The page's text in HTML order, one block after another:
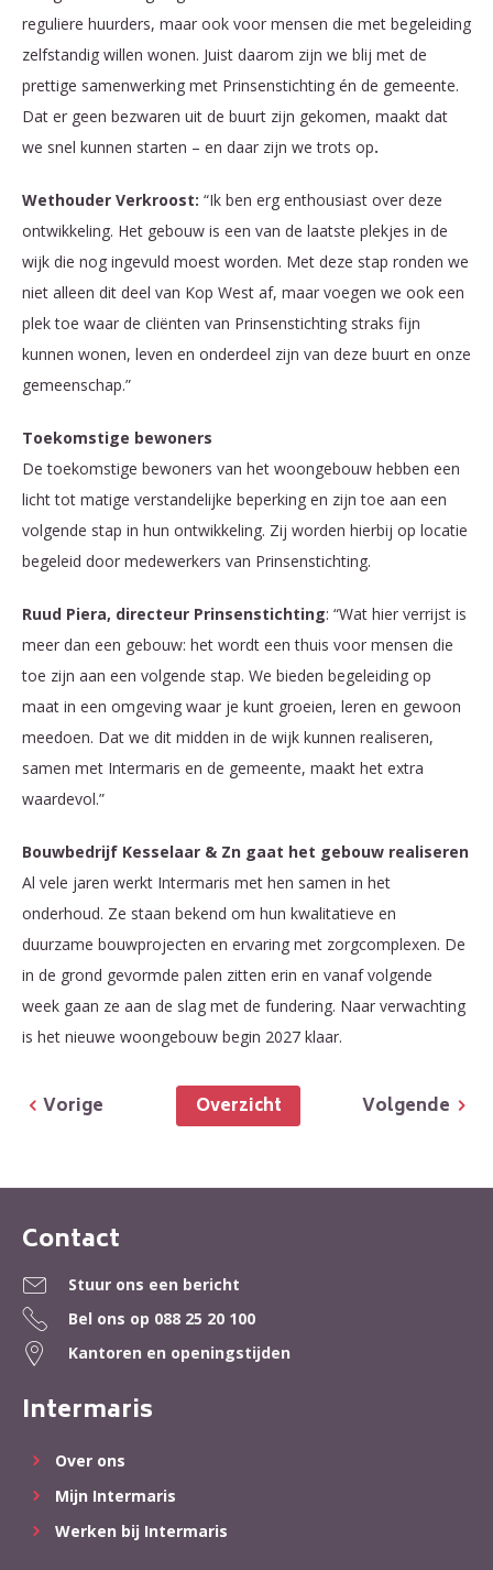
reguliere huurders, maar ook voor mensen die met begeleiding
zelfstandig willen wonen. Juist daarom zijn we blij met de
prettige samenwerking met Prinsenstichting én de gemeente.
Dat er geen bezwaren uit de buurt zijn gekomen, maakt dat
we snel kunnen starten – en daar zijn we trots op.
Wethouder Verkroost: “Ik ben erg enthousiast over deze
ontwikkeling. Het gebouw is een van de laatste plekjes in de
wijk die nog ingevuld moest worden. Met deze stap ronden we
niet alleen dit deel van Kop West af, maar voegen we ook een
plek toe waar de cliënten van Prinsenstichting straks fijn
kunnen wonen, leven en onderdeel zijn van deze buurt en onze
gemeenschap.”
Toekomstige bewoners
De toekomstige bewoners van het woongebouw hebben een
licht tot matige verstandelijke beperking en zijn toe aan een
volgende stap in hun ontwikkeling. Zij worden hierbij op locatie
begeleid door medewerkers van Prinsenstichting.
Ruud Piera, directeur Prinsenstichting: “Wat hier verrijst is
meer dan een gebouw: het wordt een thuis voor mensen die
toe zijn aan een volgende stap. We bieden begeleiding op
maat in een omgeving waar je kunt groeien, leren en gewoon
meedoen. Dat we dit midden in de wijk kunnen realiseren,
samen met Intermaris en de gemeente, maakt het extra
waardevol.”
Bouwbedrijf Kesselaar & Zn gaat het gebouw realiseren
Al vele jaren werkt Intermaris met hen samen in het
onderhoud. Ze staan bekend om hun kwalitatieve en
duurzame bouwprojecten en ervaring met zorgcomplexen. De
in de grond gevormde palen zitten erin en vanaf volgende
week gaan ze aan de slag met de fundering. Naar verwachting
is het nieuwe woongebouw begin 2027 klaar.
Volgende
Overzicht
Vorige
Contactinformatie
Contact
Stuur ons een bericht
Bel ons op 088 25 20 100
Kantoren en openingstijden
Intermaris
Over ons
Mijn Intermaris
Werken bij Intermaris